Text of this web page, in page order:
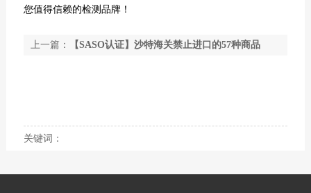
您值得信赖的检测品牌！
上一篇：
【SASO认证】沙特海关禁止进口的57种商品
关键词：